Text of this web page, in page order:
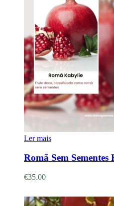
Ler mais
Romã Sem Sementes
€35.00